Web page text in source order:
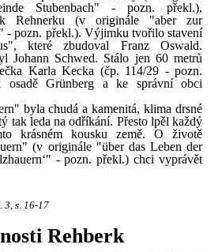
Stubenbach" - pozn. překl.),
Rehnerku (v originále "aber zur
- pozn. překl.). Výjimku tvořilo stavení
které zbudoval Franz Oswald.
Johann Schwed. Stálo jen 60 metrů
Karla Kecka (čp. 114/29 - pozn.
Grünberg a ke správní obci
byla chudá a kamenitá, klima drsné
tak leda na odříkání. Přesto lpěl každý
krásném kousku země. O životě
(v originále "über das Leben der
- pozn. překl.) chci vyprávět
3, s. 16-17
Rehberk